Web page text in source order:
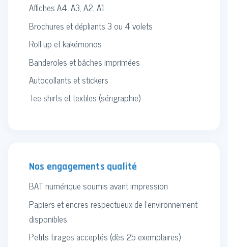
Affiches A4, A3, A2, A1
Brochures et dépliants 3 ou 4 volets
Roll-up et kakémonos
Banderoles et bâches imprimées
Autocollants et stickers
Tee-shirts et textiles (sérigraphie)
Nos engagements qualité
BAT numérique soumis avant impression
Papiers et encres respectueux de l'environnement
disponibles
Petits tirages acceptés (dès 25 exemplaires)